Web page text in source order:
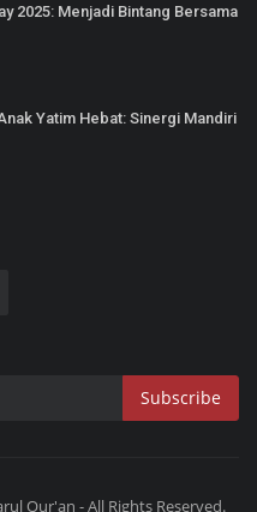
2025: Menjadi Bintang Bersama
Yatim Hebat: Sinergi Mandiri
Subscribe
Qur'an - All Rights Reserved.